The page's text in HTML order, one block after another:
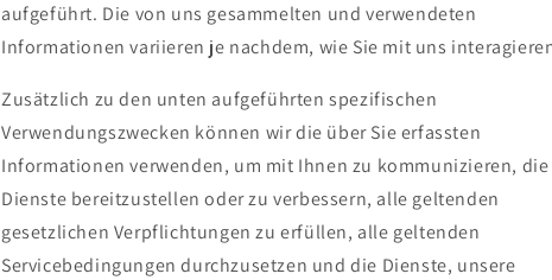
aufgeführt. Die von uns gesammelten und verwendeten
Informationen variieren je nachdem, wie Sie mit uns
Zusätzlich zu den unten aufgeführten spezifischen
Verwendungszwecken können wir die über Sie erfassten
Informationen verwenden, um mit Ihnen zu kommunizieren, die
Dienste bereitzustellen oder zu verbessern, alle geltenden
gesetzlichen Verpflichtungen zu erfüllen, alle geltenden
Servicebedingungen durchzusetzen und die Dienste, unsere